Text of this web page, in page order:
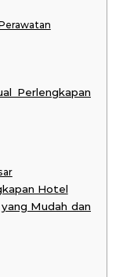
Perlengkapan
Hotel
Mudah dan